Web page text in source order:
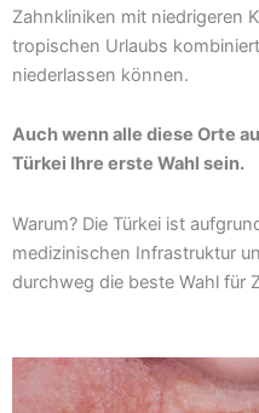
Zahnkliniken mit niedrigeren
tropischen Urlaubs
niederlassen können.
Auch wenn alle diese Orte
Türkei Ihre erste Wahl sein.
Warum? Die Türkei ist
medizinischen Infrastruktur
durchweg die beste Wahl für